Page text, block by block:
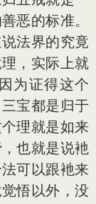
恶的标准。
法界的究竟
，实际上就
为证得这个
宝都是归于
理就是如来
也就是说衪
可以跟衪来
悟以外，没